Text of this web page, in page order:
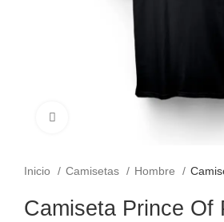
Inicio Camisetas Hombre
Camiseta Prince Of